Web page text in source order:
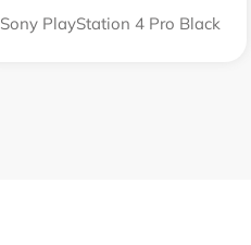
Sony PlayStation 4 Pro Black